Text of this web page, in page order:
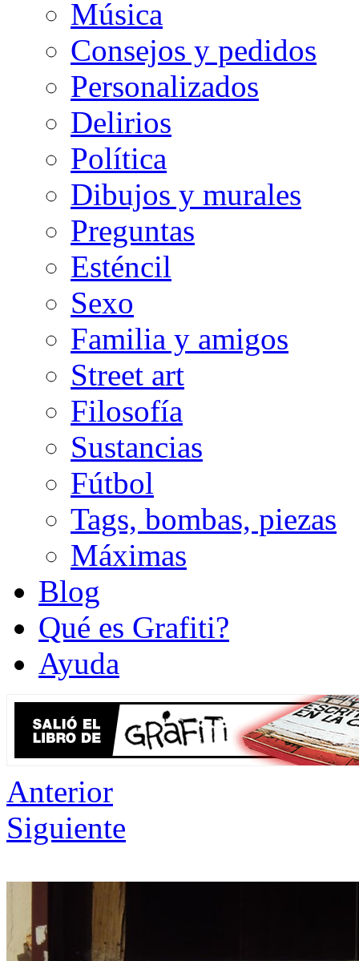
Música
Consejos y pedidos
Personalizados
Delirios
Política
Dibujos y murales
Preguntas
Esténcil
Sexo
Familia y amigos
Street art
Filosofía
Sustancias
Fútbol
Tags, bombas, piezas
Máximas
Blog
Qué es Grafiti?
Ayuda
Anterior
Siguiente